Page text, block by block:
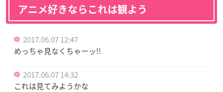
アニメ好きならこれは観よう
2017.06.07 12:47
めっちゃ見なくちゃーッ!!
2017.06.07 14:32
これは見てみようかな